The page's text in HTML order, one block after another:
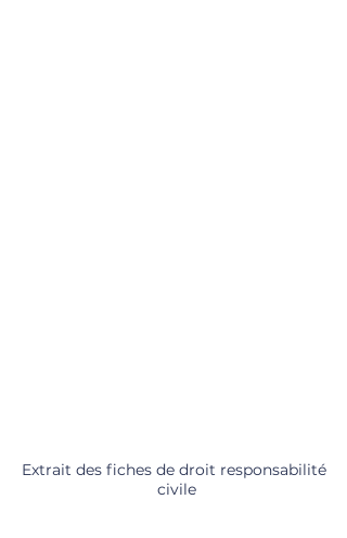
Extrait des fiches de droit responsabilité
civile